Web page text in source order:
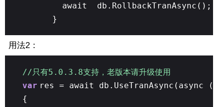
await db.RollbackTranAsync();
}
用法2：
//只有5.0.3.8支持，老版本请升级使用
var res = await db.UseTranAsync(async ()
{